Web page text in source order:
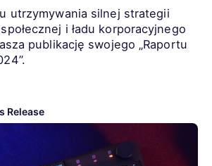
utrzymywania silnej strategii
i ładu korporacyjnego
publikację swojego „Raportu
Release